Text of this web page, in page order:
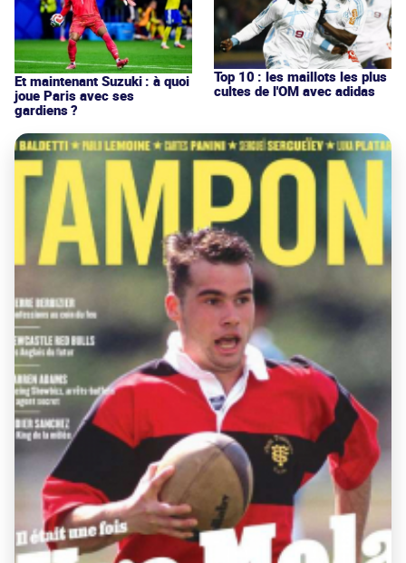
Et maintenant Suzuki : à quoi
joue Paris avec ses
gardiens ?
Top 10 : les maillots les plus
cultes de l'OM avec adidas